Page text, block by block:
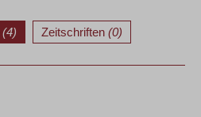
(4) Zeitschriften (0)